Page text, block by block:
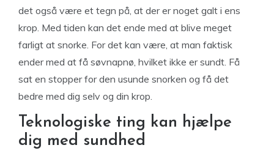
det også være et tegn på, at der er noget galt i ens
krop. Med tiden kan det ende med at blive meget
farligt at snorke. For det kan være, at man faktisk
ender med at få søvnapnø, hvilket ikke er sundt. Få
sat en stopper for den usunde snorken og få det
bedre med dig selv og din krop.
Teknologiske ting kan hjælpe
dig med sundhed